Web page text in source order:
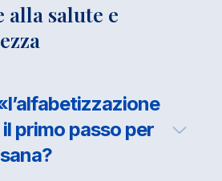
alla salute e
primo passo per